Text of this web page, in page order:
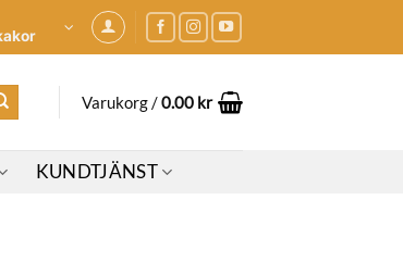
Varukorg /0.00 kr
KUNDTJÄNST